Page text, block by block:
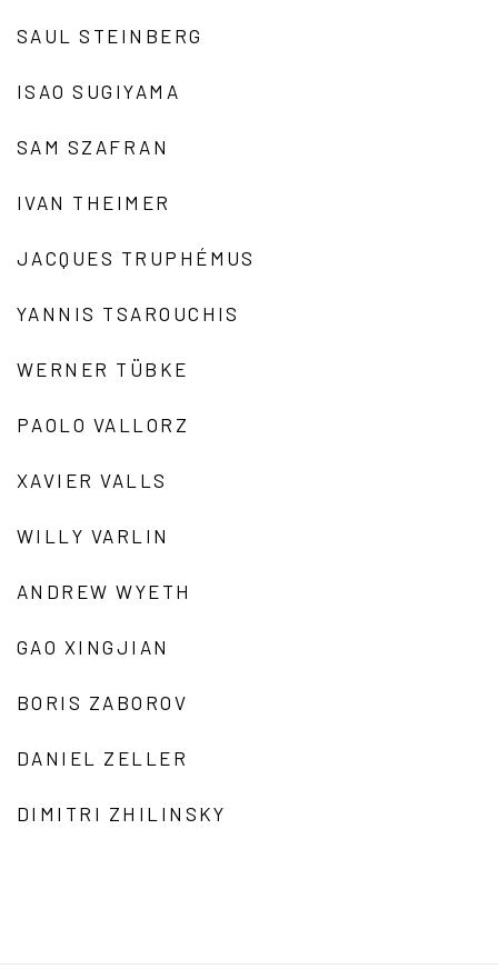
SAUL STEINBERG
ISAO SUGIYAMA
SAM SZAFRAN
IVAN THEIMER
JACQUES TRUPHÉMUS
YANNIS TSAROUCHIS
WERNER TÜBKE
PAOLO VALLORZ
XAVIER VALLS
WILLY VARLIN
ANDREW WYETH
GAO XINGJIAN
BORIS ZABOROV
DANIEL ZELLER
DIMITRI ZHILINSKY